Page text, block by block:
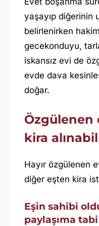
yaşayıp diğerinin
belirlenirken
gecekonduyu,
iskansız evi de
evde dava
doğar.
Özgülenen
kira
Hayır özgülenen
diğer eşten kira
Eşin sahibi
paylaşıma